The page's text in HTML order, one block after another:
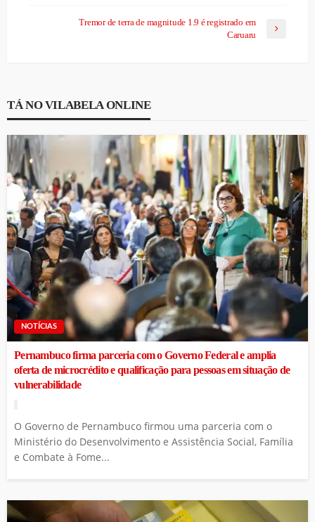
Tremor de terra de magnitude 1.9 é registrado em
Caruaru
TÁ NO VILABELA ONLINE
NOTÍCIAS
Pernambuco firma parceria com o Governo Federal e amplia
oferta de microcrédito e qualificação para pessoas em situação de
vulnerabilidade
O Governo de Pernambuco firmou uma parceria com o
Ministério do Desenvolvimento e Assistência Social, Família
e Combate à Fome...